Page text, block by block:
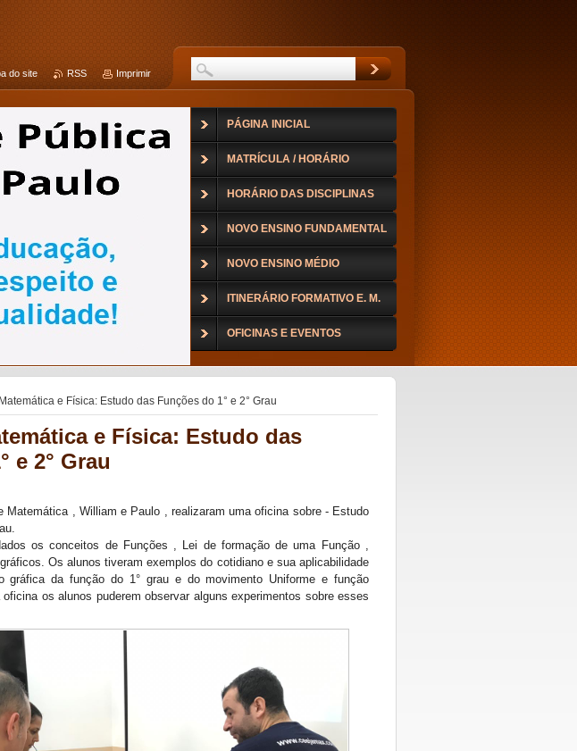
e Física: Estudo das Funções do 1° e 2° Grau
e Física: Estudo das
e 2° Grau
Matemática , William e Paulo , realizaram uma oficina sobre - Estudo
os conceitos de Funções , Lei de formação de uma Função ,
Os alunos tiveram exemplos do cotidiano e sua aplicabilidade
gráfica da função do 1° grau e do movimento Uniforme e função
oficina os alunos puderem observar alguns experimentos sobre esses
PÁGINA INICIAL
MATRÍCULA / HORÁRIO
HORÁRIO DAS DISCIPLINAS
NOVO ENSINO FUNDAMENTAL
NOVO ENSINO MÉDIO
ITINERÁRIO FORMATIVO E. M.
OFICINAS E EVENTOS
do site RSS Imprimir